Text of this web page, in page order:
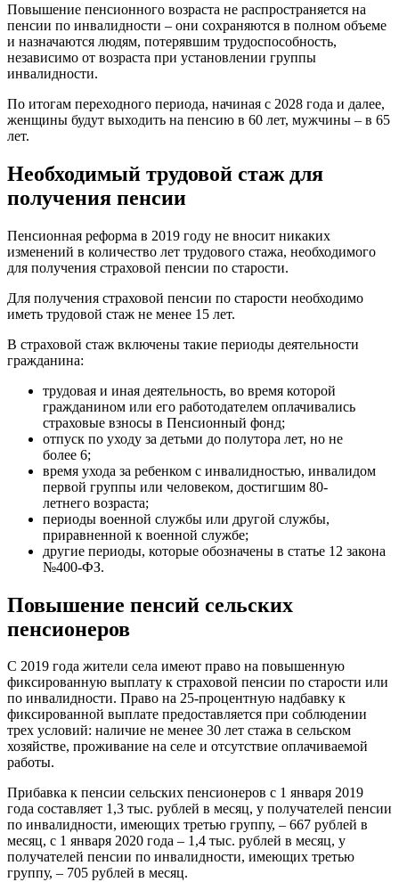
Повышение пенсионного возраста не распространяется на
пенсии по инвалидности – они сохраняются в полном объеме
и назначаются людям, потерявшим трудоспособность,
независимо от возраста при установлении группы
инвалидности.
По итогам переходного периода, начиная с 2028 года и далее,
женщины будут выходить на пенсию в 60 лет, мужчины – в 65
лет.
Необходимый трудовой стаж для
получения пенсии
Пенсионная реформа в 2019 году не вносит никаких
изменений в количество лет трудового стажа, необходимого
для получения страховой пенсии по старости.
Для получения страховой пенсии по старости необходимо
иметь трудовой стаж не менее 15 лет.
В страховой стаж включены такие периоды деятельности
гражданина:
трудовая и иная деятельность, во время которой
гражданином или его работодателем оплачивались
страховые взносы в Пенсионный фонд;
отпуск по уходу за детьми до полутора лет, но не
более 6;
время ухода за ребенком с инвалидностью, инвалидом
первой группы или человеком, достигшим 80-
летнего возраста;
периоды военной службы или другой службы,
приравненной к военной службе;
другие периоды, которые обозначены в статье 12 закона
№400-ФЗ.
Повышение пенсий сельских
пенсионеров
С 2019 года жители села имеют право на повышенную
фиксированную выплату к страховой пенсии по старости или
по инвалидности. Право на 25-процентную надбавку к
фиксированной выплате предоставляется при соблюдении
трех условий: наличие не менее 30 лет стажа в сельском
хозяйстве, проживание на селе и отсутствие оплачиваемой
работы.
Прибавка к пенсии сельских пенсионеров с 1 января 2019
года составляет 1,3 тыс. рублей в месяц, у получателей пенсии
по инвалидности, имеющих третью группу, – 667 рублей в
месяц, с 1 января 2020 года – 1,4 тыс. рублей в месяц, у
получателей пенсии по инвалидности, имеющих третью
группу, – 705 рублей в месяц.